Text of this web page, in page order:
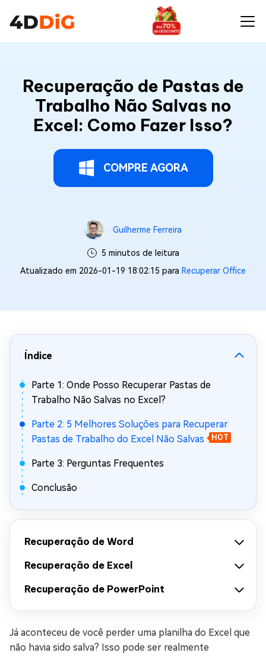
Recuperação de Pastas de
Trabalho Não Salvas no
Excel: Como Fazer Isso?
COMPRE AGORA
Guilherme Ferreira
5 minutos de leitura
Atualizado em 2026-01-19 18:02:15 para Recuperar Office
Índice
Parte 1: Onde Posso Recuperar Pastas de
Trabalho Não Salvas no Excel?
Parte 2: 5 Melhores Soluções para Recuperar
Pastas de Trabalho do Excel Não Salvas
HOT
Parte 3: Perguntas Frequentes
Conclusão
Recuperação de Word
Recuperação de Excel
Recuperação de PowerPoint
Já aconteceu de você perder uma planilha do Excel que
não havia sido salva? Isso pode ser realmente